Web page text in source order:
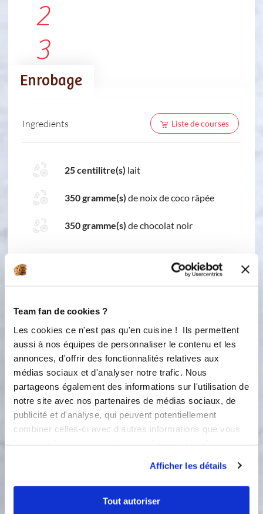
Team fan de cookies ?
Les cookies ce n'est pas qu'en cuisine ! Ils permettent
aussi à nos équipes de personnaliser le contenu et les
annonces, d'offrir des fonctionnalités relatives aux
médias sociaux et d'analyser notre trafic. Nous
partageons également des informations sur l'utilisation de
notre site avec nos partenaires de médias sociaux, de
publicité et d'analyse, qui peuvent potentiellement
combiner celles-ci avec d'autres informations que vous
Afficher les détails
Tout autoriser
2
3
Enrobage
Ingredients Liste de courses
25 centilitre(s) lait
350 gramme(s) de noix de coco râpée
350 gramme(s) de chocolat noir
2 étapes
1
Faire chauffer le lait sans le laisser
bouillir et y laisser fondre le chocolat
en morceaux.Couvrir et gmélanger au
Laisser refroidir. Déposer la noix de
Découper la génoise en 25 cubes à